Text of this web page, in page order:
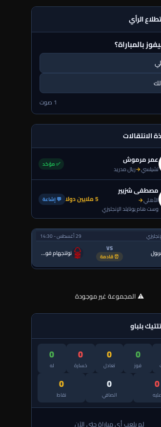
الرأي
بالمباراة؟
1 صوت
الانتقالات
عمر مرموش
تشيلسي→ريال مدريد
✅ مؤكد
مصطفى شزبير
الأهلي→
وست هام يونايتد الإنجليزي
5 ملايين دولا 💬 إشاعة
29 أغسطس - 14:30
VS
⏰ قادمة نوتنجهام فورست
⚠️ المجموعة غير موجودة
بلباو
0
فوز
0
تعادل
0
خسارة
0
له
0
عليه
0
الصافي
0
نقاط
لم يلعب أي مباراة حتى الآن